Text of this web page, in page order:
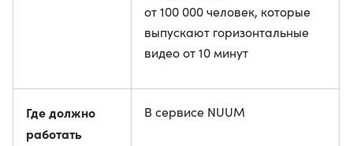
от 100 000 человек, которые
выпускают горизонтальные
видео от 10 минут
Где должно
работать
В сервисе NUUM